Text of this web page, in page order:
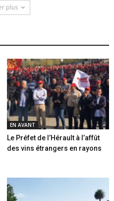
plus
EN AVANT
Le Préfet de l’Hérault à l’affût
des vins étrangers en rayons